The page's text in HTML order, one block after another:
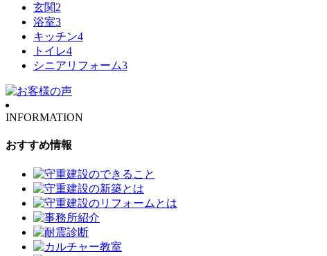
玄関2
浴室3
キッチン4
トイレ4
シニアリフォーム3
INFORMATION
おすすめ情報